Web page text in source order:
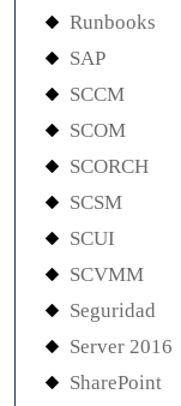
Runbooks
SAP
SCCM
SCOM
SCORCH
SCSM
SCUI
SCVMM
Seguridad
Server 2016
SharePoint